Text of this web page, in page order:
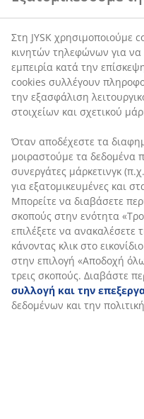
Στη JYSK χρησιμοποιούμε
κινητών τηλεφώνων για
εμπειρία κατά την
cookies συλλέγουν
την εξασφάλιση
στοιχείων και σχετικού
Όταν αποδέχεστε τα
μοιραστούμε τα δεδομένα
συνεργάτες μάρκετινγκ
για εξατομικευμένες και
Μπορείτε να διαβάσετε
σκοπούς στην ενότητα
επιλέξετε να ανακαλέσετε
κάνοντας κλικ στο
στην επιλογή «Αποδοχή
τρεις σκοπούς. Διαβάστε
συλλογή και την
δεδομένων και την